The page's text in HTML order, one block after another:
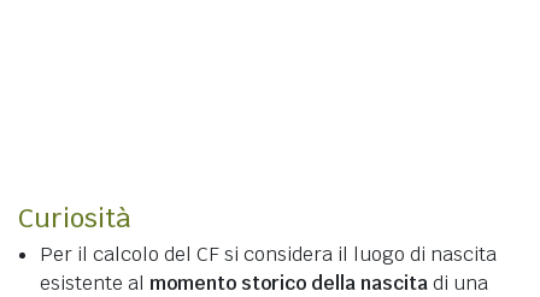
Curiosità
Per il calcolo del CF si considera il luogo di nascita
esistente al momento storico della nascitadi una